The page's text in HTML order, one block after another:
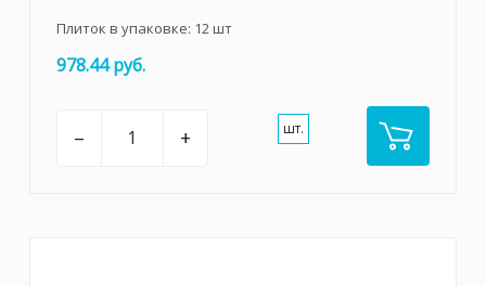
Плиток в упаковке: 12шт
978.44 руб.
– + шт.